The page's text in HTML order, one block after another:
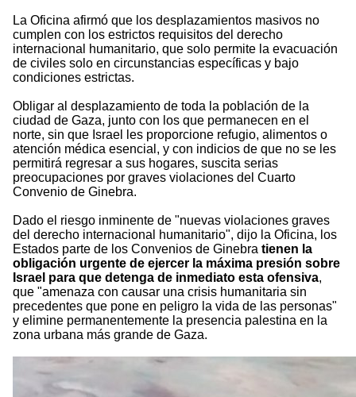
La Oficina afirmó que los desplazamientos masivos no
cumplen con los estrictos requisitos del derecho
internacional humanitario, que solo permite la evacuación
de civiles solo en circunstancias específicas y bajo
condiciones estrictas.
Obligar al desplazamiento de toda la población de la
ciudad de Gaza, junto con los que permanecen en el
norte, sin que Israel les proporcione refugio, alimentos o
atención médica esencial, y con indicios de que no se les
permitirá regresar a sus hogares, suscita serias
preocupaciones por graves violaciones del Cuarto
Convenio de Ginebra.
Dado el riesgo inminente de "nuevas violaciones graves
del derecho internacional humanitario", dijo la Oficina, los
Estados parte de los Convenios de Ginebra tienen la
obligación urgente de ejercer la máxima presión sobre
Israel para que detenga de inmediato esta ofensiva,
que "amenaza con causar una crisis humanitaria sin
precedentes que pone en peligro la vida de las personas"
y elimine permanentemente la presencia palestina en la
zona urbana más grande de Gaza.